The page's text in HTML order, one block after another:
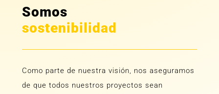
Somos
sostenibilidad
Como parte de nuestra visión, nos aseguramos
de que todos nuestros proyectos sean